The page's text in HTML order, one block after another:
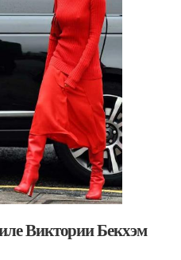
Виктории Бекхэм